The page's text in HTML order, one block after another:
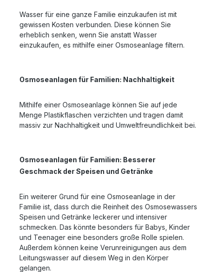
Wasser für eine ganze Familie einzukaufen ist mit
gewissen Kosten verbunden. Diese können Sie
erheblich senken, wenn Sie anstatt Wasser
einzukaufen, es mithilfe einer Osmoseanlage filtern.
Osmoseanlagen für Familien: Nachhaltigkeit
Mithilfe einer Osmoseanlage können Sie auf jede
Menge Plastikflaschen verzichten und tragen damit
massiv zur Nachhaltigkeit und Umweltfreundlichkeit bei.
Osmoseanlagen für Familien: Besserer
Geschmack der Speisen und Getränke
Ein weiterer Grund für eine Osmoseanlage in der
Familie ist, dass durch die Reinheit des Osmosewassers
Speisen und Getränke leckerer und intensiver
schmecken. Das könnte besonders für Babys, Kinder
und Teenager eine besonders große Rolle spielen.
Außerdem können keine Verunreinigungen aus dem
Leitungswasser auf diesem Weg in den Körper
gelangen.